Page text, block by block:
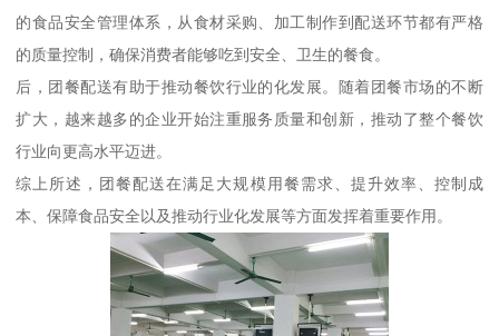
的食品安全管理体系，从食材采购、加工制作到配送环节都有严格
的质量控制，确保消费者能够吃到安全、卫生的餐食。
后，团餐配送有助于推动餐饮行业的化发展。随着团餐市场的不断
扩大，越来越多的企业开始注重服务质量和创新，推动了整个餐饮
行业向更高水平迈进。
综上所述，团餐配送在满足大规模用餐需求、提升效率、控制成
本、保障食品安全以及推动行业化发展等方面发挥着重要作用。